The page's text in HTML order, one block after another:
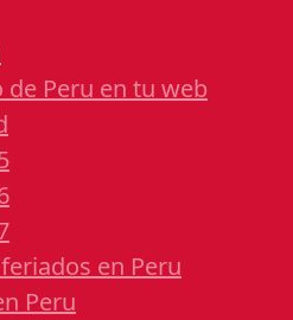
Peru en tu web
en Peru
Peru